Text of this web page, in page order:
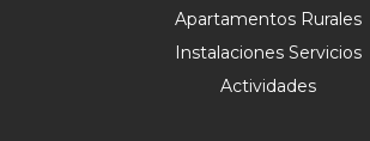
Apartamentos Rurales
Instalaciones Servicios
Actividades